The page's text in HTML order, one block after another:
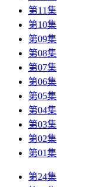
第11集
第10集
第09集
第08集
第07集
第06集
第05集
第04集
第03集
第02集
第01集
第24集